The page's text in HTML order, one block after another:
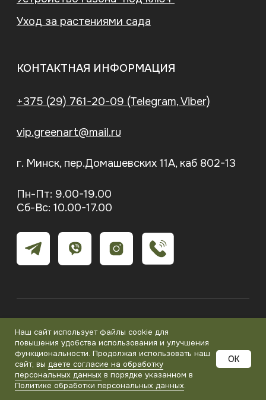
Наш сайт использует файлы cookie для
повышения удобства использования и улучшения
функциональности. Продолжая использовать наш
сайт, вы даете согласие на обработку
персональных данных в порядке указанном в
Политике обработки персональных данных.
OK